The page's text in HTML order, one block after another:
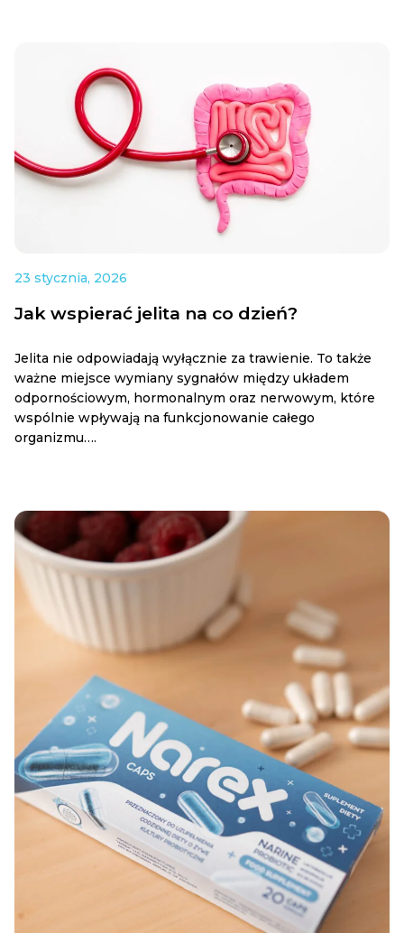
23 stycznia, 2026
Jak wspierać jelita na co dzień?
Jelita nie odpowiadają wyłącznie za trawienie. To także
ważne miejsce wymiany sygnałów między układem
odpornościowym, hormonalnym oraz nerwowym, które
wspólnie wpływają na funkcjonowanie całego
organizmu….